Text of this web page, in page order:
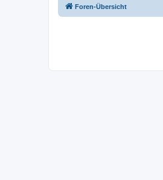
Foren-Übersicht